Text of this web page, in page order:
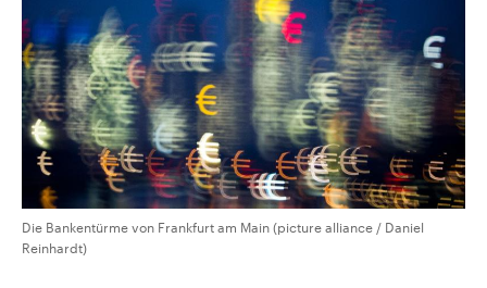
Die Bankentürme von Frankfurt am Main (picture alliance / Daniel
Reinhardt)